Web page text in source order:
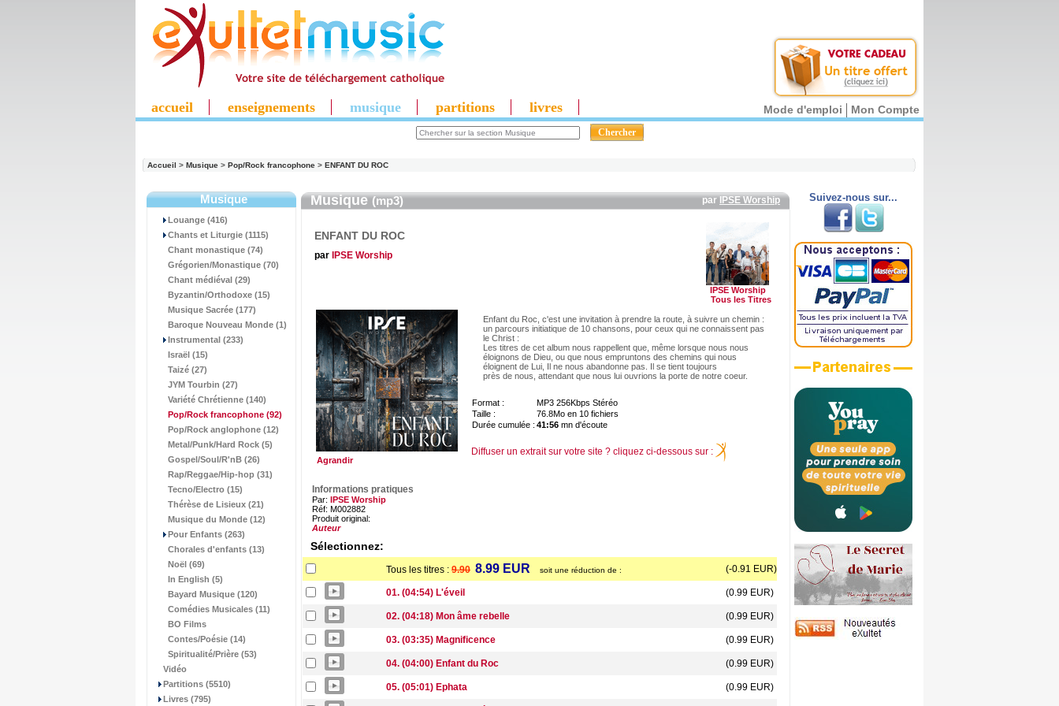
accueil enseignements musique partitions livres Mode d'emploi Mon Compte
Accueil > Musique > Pop/Rock francophone > ENFANT DU ROC
Musique
Louange (416)
Chants et Liturgie (1115)
Chant monastique (74)
Grégorien/Monastique (70)
Chant médiéval (29)
Byzantin/Orthodoxe (15)
Musique Sacrée (177)
Baroque Nouveau Monde (1)
Instrumental (233)
Israël (15)
Taizé (27)
JYM Tourbin (27)
Variété Chrétienne (140)
Pop/Rock francophone (92)
Pop/Rock anglophone (12)
Metal/Punk/Hard Rock (5)
Gospel/Soul/R'nB (26)
Rap/Reggae/Hip-hop (31)
Tecno/Electro (15)
Thérèse de Lisieux (21)
Musique du Monde (12)
Pour Enfants (263)
Chorales d'enfants (13)
Noël (69)
In English (5)
Bayard Musique (120)
Comédies Musicales (11)
BO Films
Contes/Poésie (14)
Spiritualité/Prière (53)
Vidéo
Partitions (5510)
Livres (795)
Musique(mp3) par IPSE Worship
ENFANT DU ROC
par IPSE Worship
IPSE Worship
Tous les Titres
Agrandir
Informations pratiques
Par: IPSE Worship
Réf: M002882
Produit original:
Auteur
Enfant du Roc, c'est une invitation à prendre la route, à suivre un chemin :
un parcours initiatique de 10 chansons, pour ceux qui ne connaissent pas
le Christ :
Les titres de cet album nous rappellent que, même lorsque nous nous
éloignons de Dieu, ou que nous empruntons des chemins qui nous
éloignent de Lui, Il ne nous abandonne pas. Il se tient toujours
près de nous, attendant que nous lui ouvrions la porte de notre coeur.
Format :
MP3 256Kbps Stéréo
Taille :
76.8Mo en 10 fichiers
Durée cumulée : 41:56 mn d'écoute
Diffuser un extrait sur votre site ? cliquez ci-dessous sur :
Sélectionnez:
Tous les titres : 9.90 8.99 EUR soit une réduction de : (-0.91 EUR)
01. (04:54) L'éveil (0.99 EUR)
02. (04:18) Mon âme rebelle (0.99 EUR)
03. (03:35) Magnificence (0.99 EUR)
04. (04:00) Enfant du Roc (0.99 EUR)
05. (05:01) Ephata (0.99 EUR)
Suivez-nous sur...